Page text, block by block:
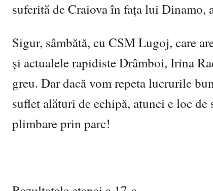
suferită de Craiova în fața lui
Sigur, sâmbătă, cu CSM Lugoj, care
și actualele rapidiste Drâmboi, Irina
greu. Dar dacă vom repeta lucrurile
suflet alături de echipă, atunci e loc de
plimbare prin parc!